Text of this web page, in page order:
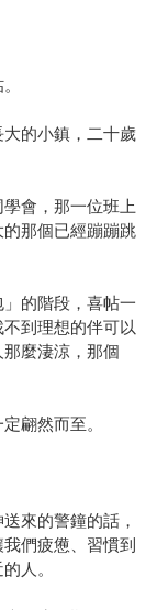
的小鎮，二十歲
會，那一位班上
那個已經蹦蹦跳
的階段，喜帖一
到理想的伴可以
麼淒涼，那個
翩然而至。
來的警鐘的話，
們疲憊、習慣到
人。